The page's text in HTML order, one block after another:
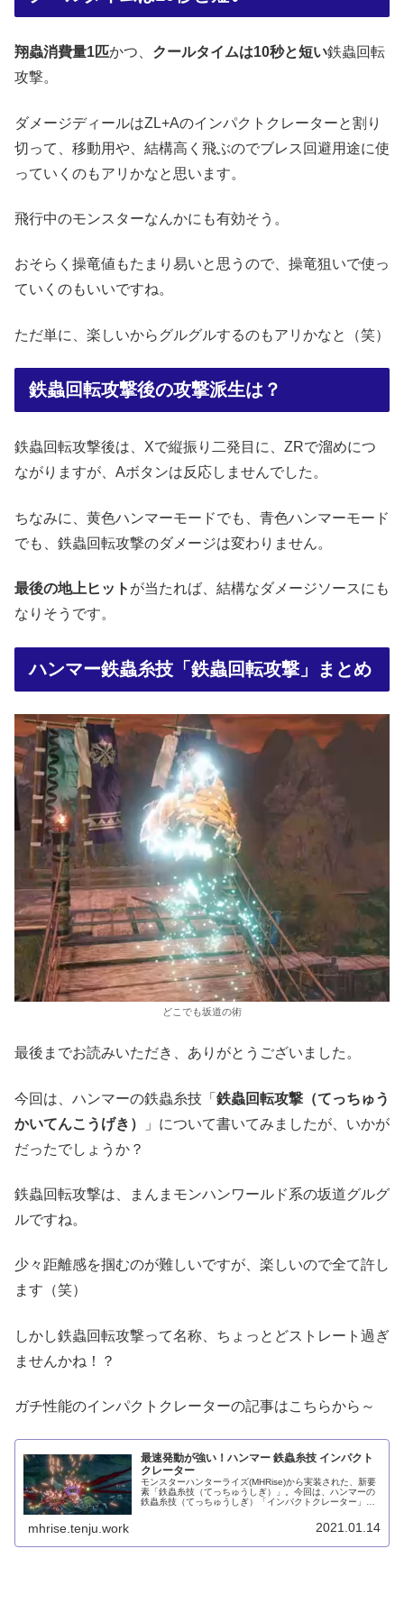
翔蟲消費量1匹かつ、 クールタイムは10秒と短い鉄蟲回転
攻撃。
ダメージディールはZL+Aのインパクトクレーターと割り
切って、移動用や、結構高く飛ぶのでブレス回避用途に使
っていくのもアリかなと思います。
飛行中のモンスターなんかにも有効そう。
おそらく操竜値もたまり易いと思うので、操竜狙いで使っ
ていくのもいいですね。
ただ単に、楽しいからグルグルするのもアリかなと（笑）
鉄蟲回転攻撃後の攻撃派生は？
鉄蟲回転攻撃後は、Xで縦振り二発目に、ZRで溜めにつ
ながりますが、Aボタンは反応しませんでした。
ちなみに、黄色ハンマーモードでも、青色ハンマーモード
でも、鉄蟲回転攻撃のダメージは変わりません。
最後の地上ヒット が当たれば、結構なダメージソースにも
なりそうです。
ハンマー鉄蟲糸技「鉄蟲回転攻撃」まとめ
どこでも坂道の術
最後までお読みいただき、ありがとうございました。
今回は、ハンマーの鉄蟲糸技「 鉄蟲回転攻撃（てっちゅう
かいてんこうげき）
」について書いてみましたが、いかが
だったでしょうか？
鉄蟲回転攻撃は、まんまモンハンワールド系の坂道グルグ
ルですね。
少々距離感を掴むのが難しいですが、楽しいので全て許し
ます（笑）
しかし鉄蟲回転攻撃って名称、ちょっとどストレート過ぎ
ませんかね！？
ガチ性能のインパクトクレーターの記事はこちらから～
最速発動が強い！ハンマー 鉄蟲糸技 インパクト
クレーター
モンスターハンターライズ(MHRise)から実装された、新要
素「鉄蟲糸技（てっちゅうしぎ）」。今回は、ハンマーの
鉄蟲糸技（てっちゅうしぎ）「インパクトクレーター」に
mhrise.tenju.work 2021.01.14